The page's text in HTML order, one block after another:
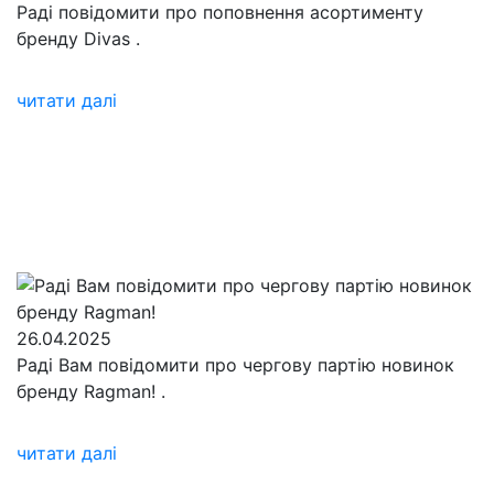
Раді повідомити про поповнення асортименту
бренду Divas .
читати далі
26.04.2025
Раді Вам повідомити про чергову партію новинок
бренду Ragman! .
читати далі